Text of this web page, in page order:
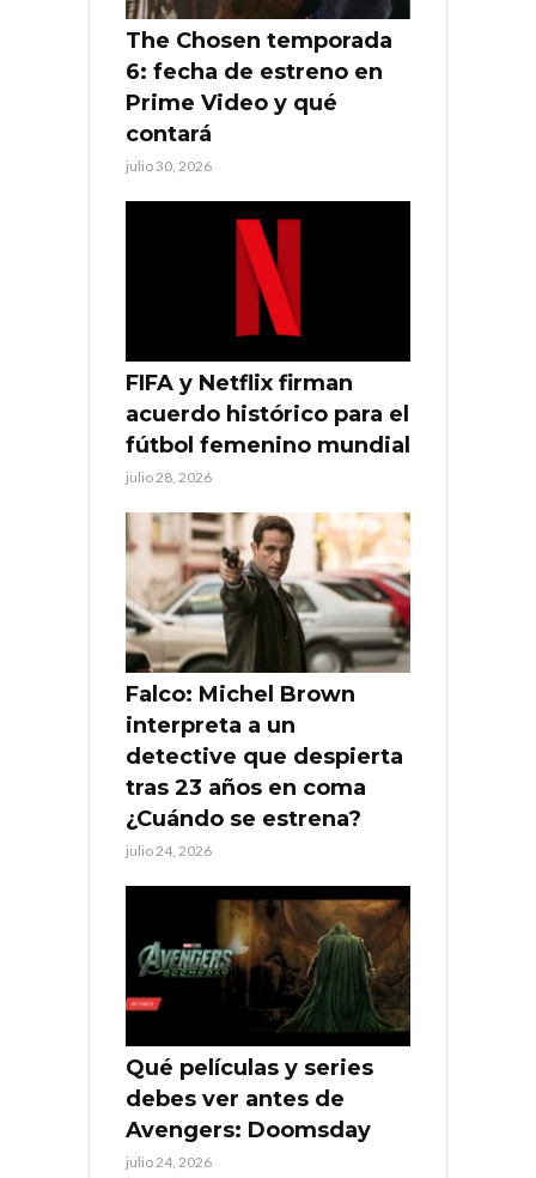
The Chosen temporada
6: fecha de estreno en
Prime Video y qué
contará
julio 30, 2026
FIFA y Netflix firman
acuerdo histórico para el
fútbol femenino mundial
julio 28, 2026
Falco: Michel Brown
interpreta a un
detective que despierta
tras 23 años en coma
¿Cuándo se estrena?
julio 24, 2026
Qué películas y series
debes ver antes de
Avengers: Doomsday
julio 24, 2026